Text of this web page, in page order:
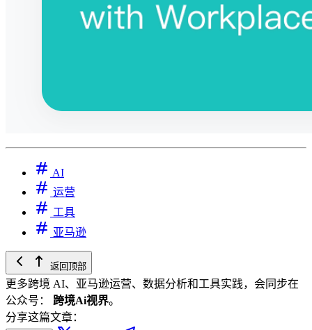
AI
运营
工具
亚马逊
返回顶部
更多跨境 AI、亚马逊运营、数据分析和工具实践，会同步在
公众号： 跨境Ai视界。
分享这篇文章：